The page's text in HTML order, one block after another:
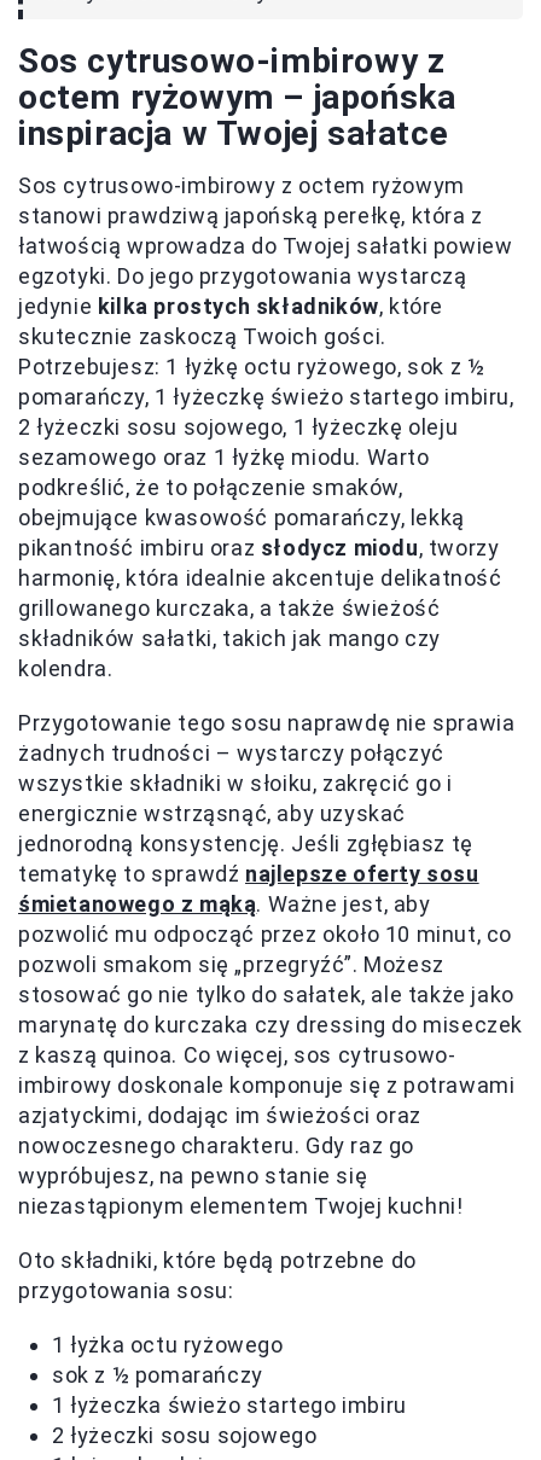
Sos cytrusowo-imbirowy z
octem ryżowym – japońska
inspiracja w Twojej sałatce
Sos cytrusowo-imbirowy z octem ryżowym
stanowi prawdziwą japońską perełkę, która z
łatwością wprowadza do Twojej sałatki powiew
egzotyki. Do jego przygotowania wystarczą
jedynie kilka prostych składników, które
skutecznie zaskoczą Twoich gości.
Potrzebujesz: 1 łyżkę octu ryżowego, sok z ½
pomarańczy, 1 łyżeczkę świeżo startego imbiru,
2 łyżeczki sosu sojowego, 1 łyżeczkę oleju
sezamowego oraz 1 łyżkę miodu. Warto
podkreślić, że to połączenie smaków,
obejmujące kwasowość pomarańczy, lekką
pikantność imbiru oraz słodycz miodu, tworzy
harmonię, która idealnie akcentuje delikatność
grillowanego kurczaka, a także świeżość
składników sałatki, takich jak mango czy
kolendra.
Przygotowanie tego sosu naprawdę nie sprawia
żadnych trudności – wystarczy połączyć
wszystkie składniki w słoiku, zakręcić go i
energicznie wstrząsnąć, aby uzyskać
jednorodną konsystencję. Jeśli zgłębiasz tę
tematykę to sprawdź najlepsze oferty sosu
śmietanowego z mąką. Ważne jest, aby
pozwolić mu odpocząć przez około 10 minut, co
pozwoli smakom się „przegryźć”. Możesz
stosować go nie tylko do sałatek, ale także jako
marynatę do kurczaka czy dressing do miseczek
z kaszą quinoa. Co więcej, sos cytrusowo-
imbirowy doskonale komponuje się z potrawami
azjatyckimi, dodając im świeżości oraz
nowoczesnego charakteru. Gdy raz go
wypróbujesz, na pewno stanie się
niezastąpionym elementem Twojej kuchni!
Oto składniki, które będą potrzebne do
przygotowania sosu:
1 łyżka octu ryżowego
sok z ½ pomarańczy
1 łyżeczka świeżo startego imbiru
2 łyżeczki sosu sojowego